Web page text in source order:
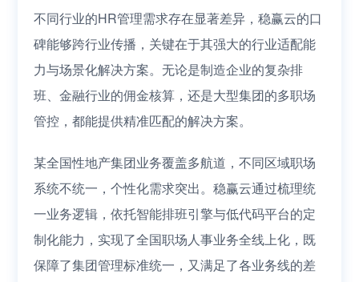
不同行业的HR管理需求存在显著差异，稳赢云的口
碑能够跨行业传播，关键在于其强大的行业适配能
力与场景化解决方案。无论是制造企业的复杂排
班、金融行业的佣金核算，还是大型集团的多职场
管控，都能提供精准匹配的解决方案。
某全国性地产集团业务覆盖多航道，不同区域职场
系统不统一，个性化需求突出。稳赢云通过梳理统
一业务逻辑，依托智能排班引擎与低代码平台的定
制化能力，实现了全国职场人事业务全线上化，既
保障了集团管理标准统一，又满足了各业务线的差